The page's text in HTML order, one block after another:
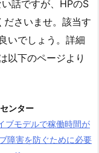
話ですが、HPのS
さいませ。該当す
いでしょう。詳細
以下のページより
ンター
ブモデルで稼働時間が
障害を防ぐために必要